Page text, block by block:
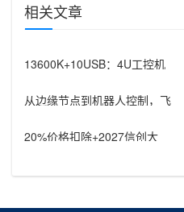
相关文章
13600K+10USB：4U工控机
从边缘节点到机器人控制，飞
20%价格扣除+2027信创大